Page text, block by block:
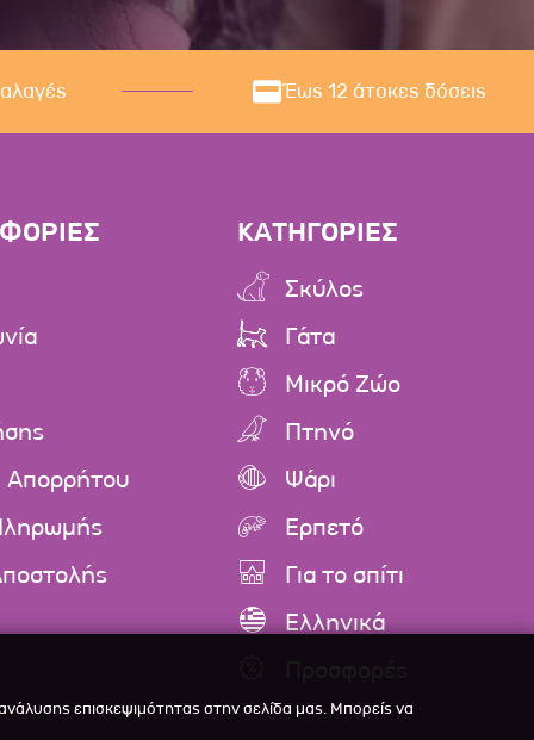
Έως 12 άτοκες δόσεις
Απορρήτου
ΚΑΤΗΓΟΡΙΕΣ
Σκύλος
Γάτα
Μικρό Ζώο
Πτηνό
Ψάρι
Ερπετό
Για το σπίτι
Ελληνικά
επισκεψιμότητας στην σελίδα μας. Μπορείς να